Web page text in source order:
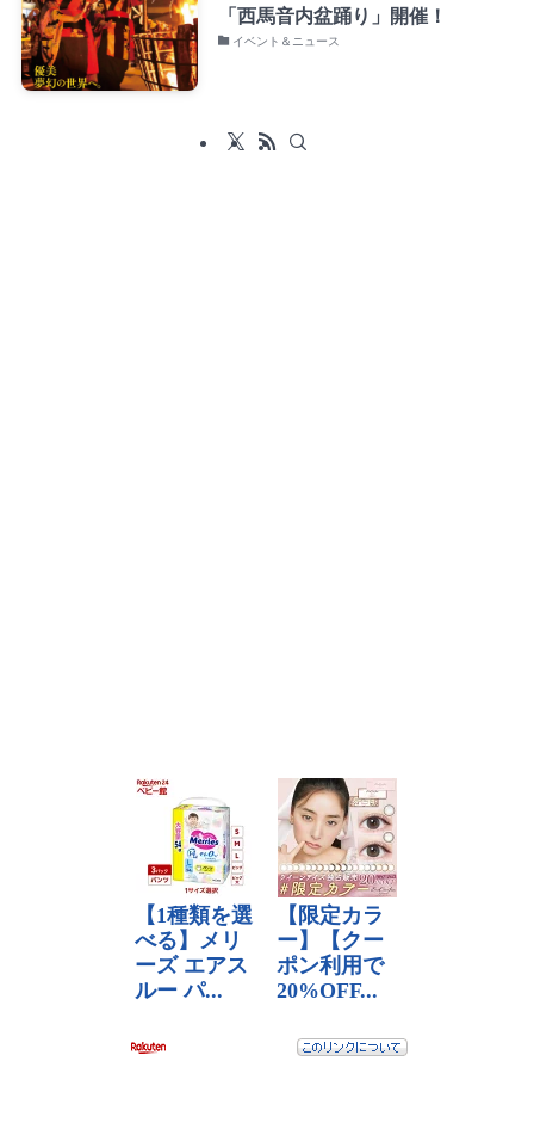
「西馬音内盆踊り」開催！
イベント＆ニュース